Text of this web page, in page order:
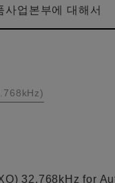
사업본부에 대해서
32.768kHz for